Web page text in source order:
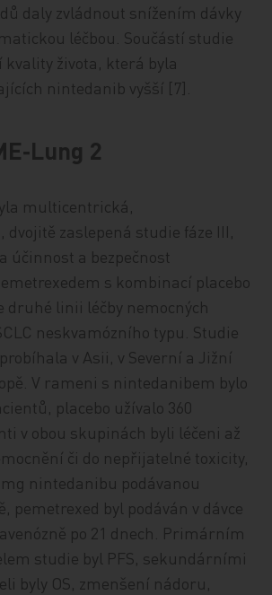
daly zvládnout snížením dávky
léčbou. Součástí studie
kvality života, která byla
nintedanib vyšší [7].
2
multicentrická,
dvojitě zaslepená studie fáze III,
účinnost a bezpečnost
s kombinací placebo
druhé linii léčby nemocných
neskvamózního typu. Studie
v Asii, v Severní a Jižní
V rameni s nintedanibem bylo
placebo užívalo 360
v obou skupinách byli léčeni až
či do nepřijatelné toxicity,
mg nintedanibu podávanou
pemetrexed byl podáván v dávce
po 21 dnech. Primárním
studie byl PFS, sekundárními
byly OS, zmenšení nádoru,